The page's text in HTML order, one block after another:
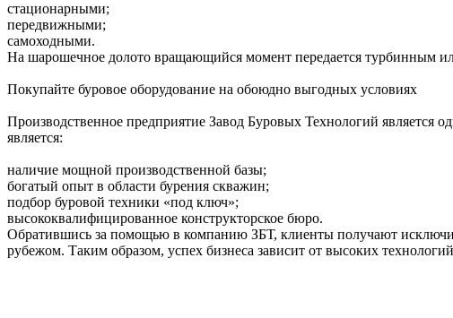
стационарными;
передвижными;
самоходными.
На шарошечное долото вращающийся момент передается турбинным
Покупайте буровое оборудование на обоюдно выгодных условиях
Производственное предприятие Завод Буровых Технологий является
является:
наличие мощной производственной базы;
богатый опыт в области бурения скважин;
подбор буровой техники «под ключ»;
высококвалифицированное конструкторское бюро.
Обратившись за помощью в компанию ЗБТ, клиенты получают
рубежом. Таким образом, успех бизнеса зависит от высоких